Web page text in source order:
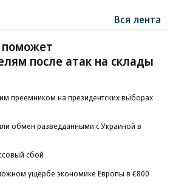
Вся лента
после атак на склады
преемником на президентских выборах
обмен разведданными с Украиной в
сбой
ущербе экономике Европы в €800